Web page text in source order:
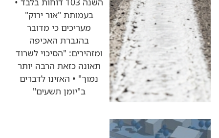
בעמותת "אור ירוק"
מעריכים כי מדובר
בהגברת האכיפה
ומזהירים: "הסיכוי לשרוד
תאונה כזאת הרבה יותר
נמוך" • האזינו לדברים
ב"יומן תשעים"